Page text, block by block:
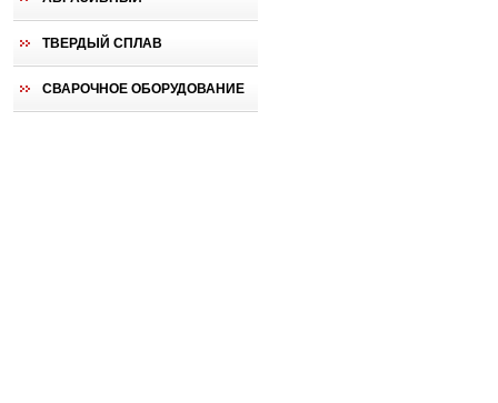
ТВЕРДЫЙ СПЛАВ
СВАРОЧНОЕ ОБОРУДОВАНИЕ